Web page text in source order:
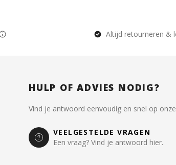
Altijd retourneren &
HULP OF ADVIES NODIG?
Vind je antwoord eenvoudig en snel op onze
VEELGESTELDE VRAGEN
Een vraag? Vind je antwoord hier.